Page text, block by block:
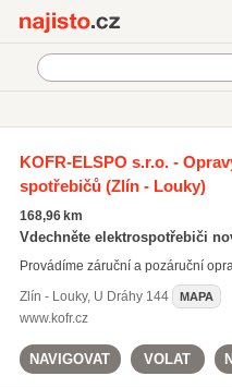
ETA(46)
mixér(97)
žehličky (142)
KOFR-ELSPO s.r.o. -
spotřebičů(Zlín - Louky)
168,96 km
Vdechněte elektrospotřebiči
Provádíme záruční a pozáruční
Zlín - Louky, U Dráhy 144 MAPA
www.kofr.cz
NAVIGOVAT VOLAT